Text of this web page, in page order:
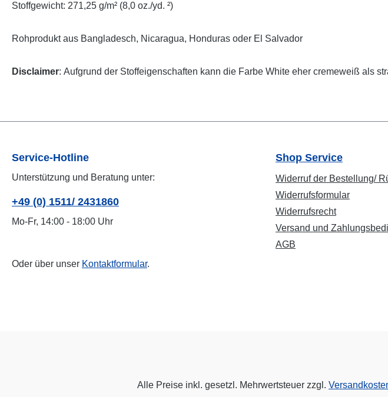
Stoffgewicht: 271,25 g/m² (8,0 oz./yd. ²)
Rohprodukt aus Bangladesch, Nicaragua, Honduras oder El Salvador
Disclaimer: Aufgrund der Stoffeigenschaften kann die Farbe White eher cremeweiß als
Service-Hotline
Unterstützung und Beratung unter:
+49 (0) 1511/ 2431860
Mo-Fr, 14:00 - 18:00 Uhr
Oder über unser Kontaktformular.
Shop Service
Widerruf der Bestellung/
Widerrufsformular
Widerrufsrecht
Versand und
AGB
Alle Preise inkl. gesetzl. Mehrwertsteuer zzgl.